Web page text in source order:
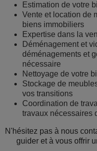
Estimation de votre
Vente et location de
biens immobiliers
Expertise dans la
Déménagement et
déménagements et
nécessaire
Nettoyage de votre
Stockage de
vos transitions
Coordination de
travaux nécessaires
N'hésitez pas à nous
guider et à vous offrir